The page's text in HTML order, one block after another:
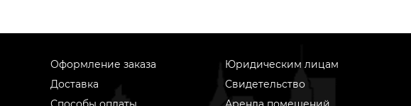
Оформление заказа
Доставка
Юридическим лицам
Свидетельство